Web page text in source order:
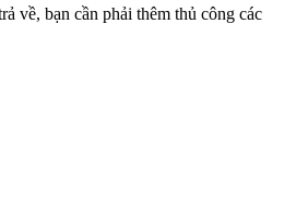
về, bạn cần phải thêm thủ công các